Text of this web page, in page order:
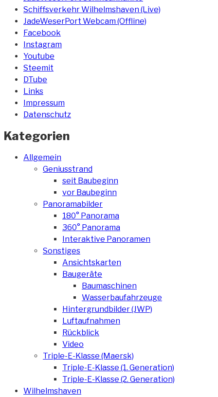
Schiffsverkehr Wilhelmshaven (Live)
JadeWeserPort Webcam (Offline)
Facebook
Instagram
Youtube
Steemit
DTube
Links
Impressum
Datenschutz
Kategorien
Allgemein
Geniusstrand
seit Baubeginn
vor Baubeginn
Panoramabilder
180° Panorama
360° Panorama
Interaktive Panoramen
Sonstiges
Ansichtskarten
Baugeräte
Baumaschinen
Wasserbaufahrzeuge
Hintergrundbilder (JWP)
Luftaufnahmen
Rückblick
Video
Triple-E-Klasse (Maersk)
Triple-E-Klasse (1. Generation)
Triple-E-Klasse (2. Generation)
Wilhelmshaven